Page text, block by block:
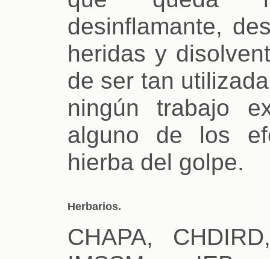
desinflamante,
heridas y
de ser tan
ningún trabajo
alguno de los
hierba del golpe.
Herbarios.
CHAPA,